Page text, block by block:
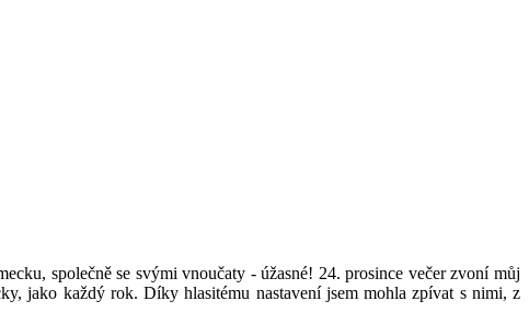
společně se svými vnoučaty - úžasné! 24. prosince večer zvoní můj
jako každý rok. Díky hlasitému nastavení jsem mohla zpívat s nimi, z